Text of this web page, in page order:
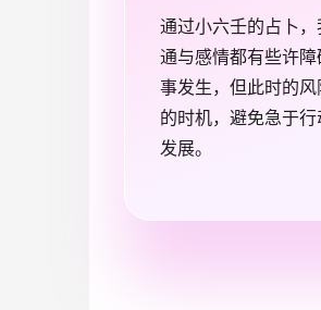
通过小六壬的占卜
通与感情都有些许
事发生，但此时的
的时机，避免急于
发展。